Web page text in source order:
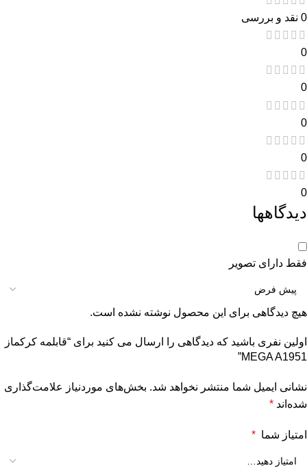
0 نقد و بررسی
0
0
0
0
0
دیدگاهها
فقط دارای تصویر
هیچ دیدگاهی برای این محصول نوشته نشده است.
اولین نفری باشید که دیدگاهی را ارسال می کنید برای “قابلمه کرکماز
MEGA A1951”
نشانی ایمیل شما منتشر نخواهد شد. بخش‌های موردنیاز علامت‌گذاری
شده‌اند *
امتیاز شما *